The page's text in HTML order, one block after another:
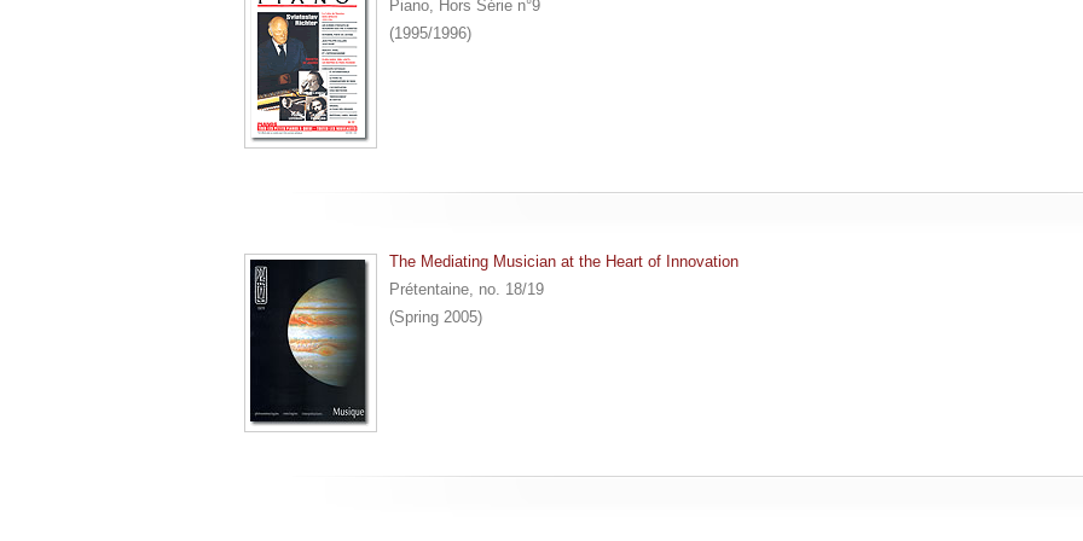
Piano, Hors Série n°9
(1995/1996)
The Mediating Musician at the Heart of Innovation
Prétentaine, no. 18/19
(Spring 2005)